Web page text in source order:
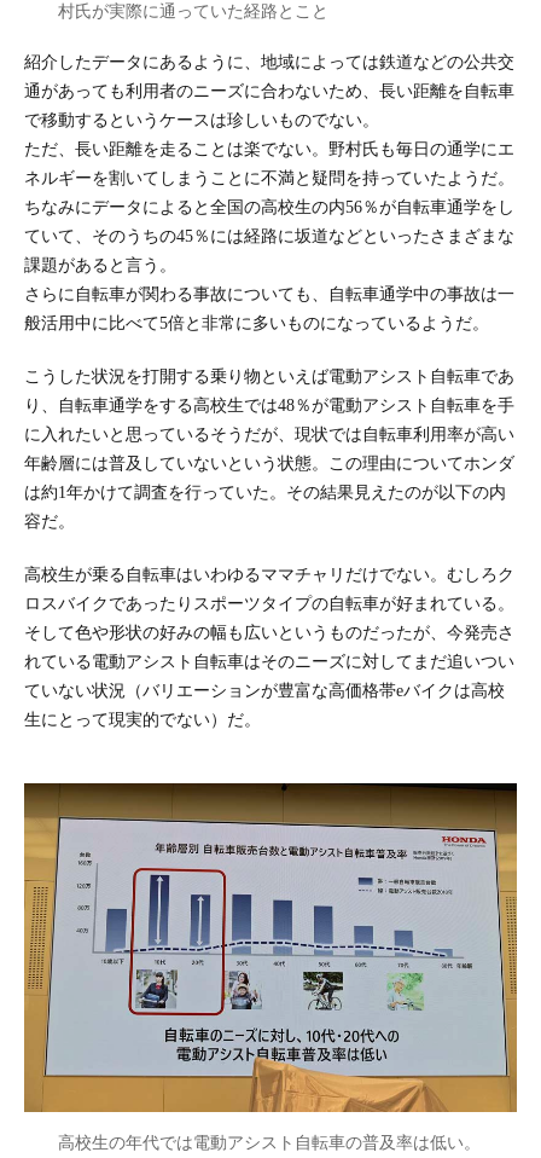
村氏が実際に通っていた経路とこと
紹介したデータにあるように、地域によっては鉄道などの公共交
通があっても利用者のニーズに合わないため、長い距離を自転車
で移動するというケースは珍しいものでない。
ただ、長い距離を走ることは楽でない。野村氏も毎日の通学にエ
ネルギーを割いてしまうことに不満と疑問を持っていたようだ。
ちなみにデータによると全国の高校生の内56％が自転車通学をし
ていて、そのうちの45％には経路に坂道などといったさまざまな
課題があると言う。
さらに自転車が関わる事故についても、自転車通学中の事故は一
般活用中に比べて5倍と非常に多いものになっているようだ。
こうした状況を打開する乗り物といえば電動アシスト自転車であ
り、自転車通学をする高校生では48％が電動アシスト自転車を手
に入れたいと思っているそうだが、現状では自転車利用率が高い
年齢層には普及していないという状態。この理由についてホンダ
は約1年かけて調査を行っていた。その結果見えたのが以下の内
容だ。
高校生が乗る自転車はいわゆるママチャリだけでない。むしろク
ロスバイクであったりスポーツタイプの自転車が好まれている。
そして色や形状の好みの幅も広いというものだったが、今発売さ
れている電動アシスト自転車はそのニーズに対してまだ追いつい
ていない状況（バリエーションが豊富な高価格帯eバイクは高校
生にとって現実的でない）だ。
高校生の年代では電動アシスト自転車の普及率は低い。